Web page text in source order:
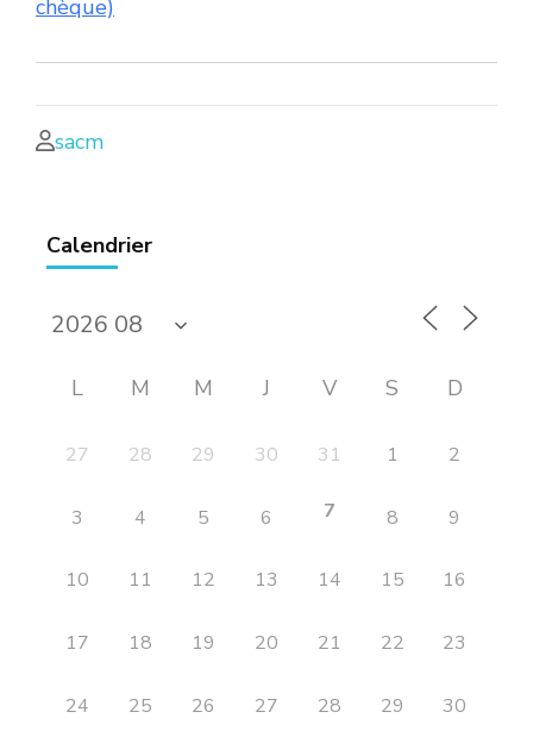
chèque)
sacm
Calendrier
L M M J V S D
27 28 29 30 31 1 2
3 4 5 6 7 8 9
10 11 12 13 14 15 16
17 18 19 20 21 22 23
24 25 26 27 28 29 30